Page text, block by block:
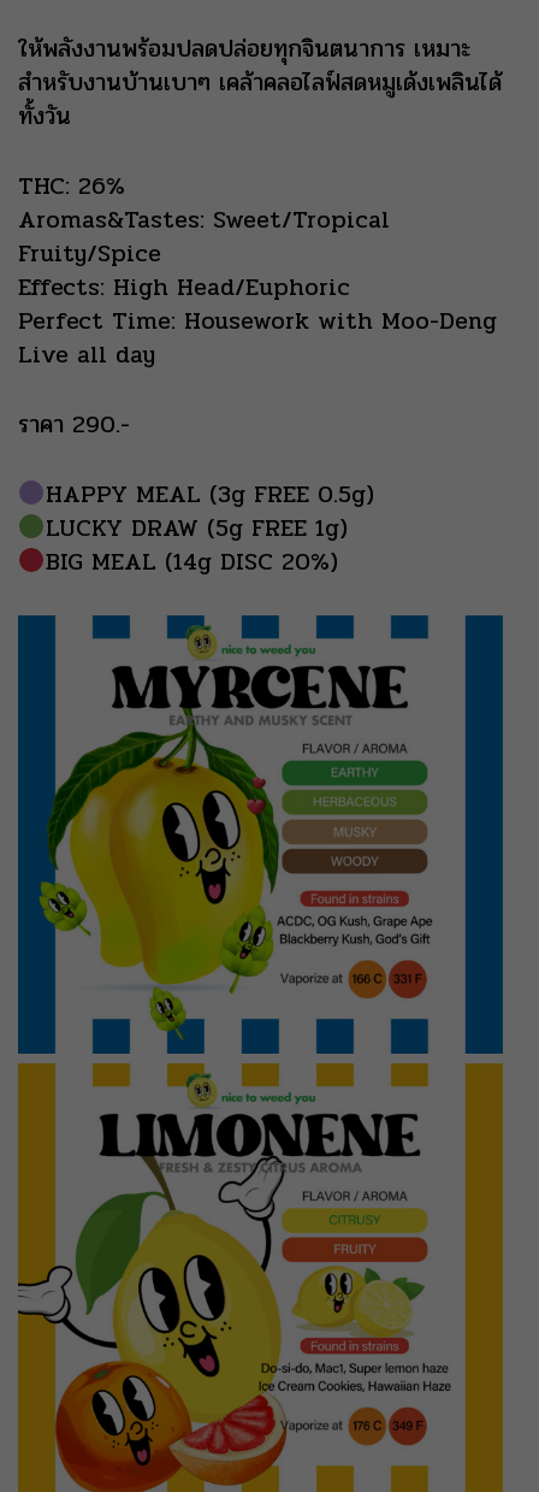
ให้พลังงานพร้อมปลดปล่อยทุกจินตนาการ เหมาะ
สำหรับงานบ้านเบาๆ เคล้าคลอไลฟ์สดหมูเด้งเพลินได้
ทั้งวัน
THC: 26%
Aromas&Tastes: Sweet/Tropical
Fruity/Spice
Effects: High Head/Euphoric
Perfect Time: Housework with Moo-Deng
Live all day
ราคา 290.-
HAPPY MEAL (3g FREE 0.5g)
LUCKY DRAW (5g FREE 1g)
BIG MEAL (14g DISC 20%)